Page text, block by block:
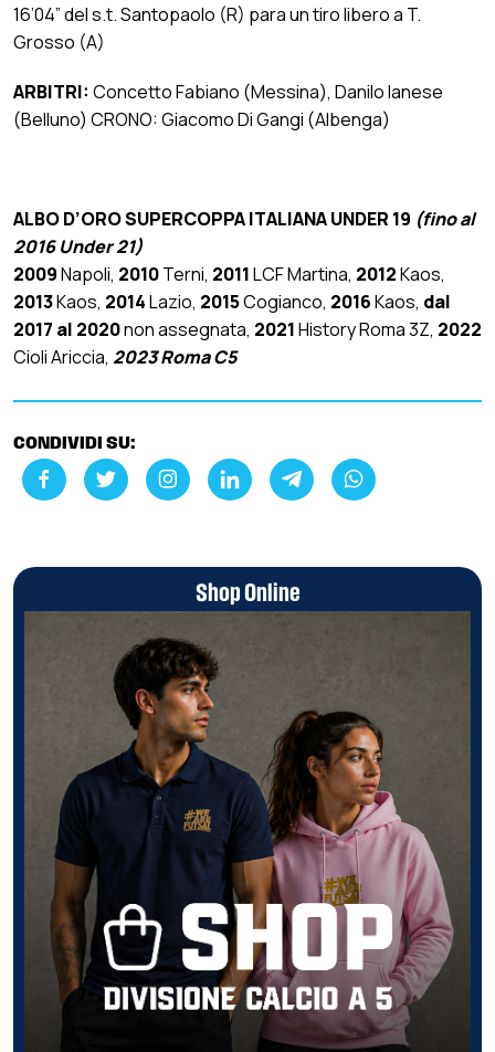
16’04” del s.t. Santopaolo (R) para un tiro libero a T.
Grosso (A)
ARBITRI: Concetto Fabiano (Messina), Danilo Ianese
(Belluno) CRONO: Giacomo Di Gangi (Albenga)
ALBO D’ORO SUPERCOPPA ITALIANA UNDER 19 (fino al
2016 Under 21)
2009Napoli, 2010Terni, 2011LCF Martina, 2012Kaos,
2013Kaos, 2014Lazio, 2015Cogianco, 2016Kaos, dal
2017 al 2020non assegnata, 2021History Roma 3Z, 2022
Cioli Ariccia, 2023 Roma C5
CONDIVIDI SU:
Shop Online